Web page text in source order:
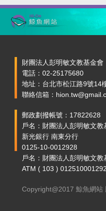
財團法人彭明敏文教基金會
電話：02-25175680
地址：台北市松江路9號14
聯絡信箱：
郵政劃撥帳號：17822628
戶名：財團法人彭明敏文教
新光銀行 南東分行
0125-10-0012928
戶名：財團法人彭明敏文教
ATM ( 103 )
Copyright@2017 鯨魚網站